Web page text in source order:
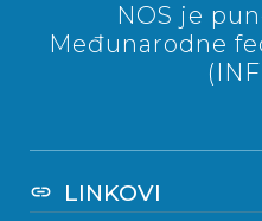
NOS je
Međunarodne
link LINKOVI